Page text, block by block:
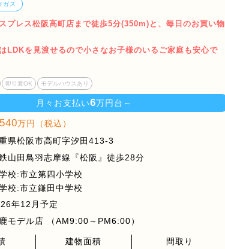
ガス
プレス松阪高町店まで徒歩5分(350m)と、毎日のお買い物
LDKを見渡せるので小さなお子様のいるご家庭も安心で
即引渡OK モデルハウスあり
月々お支払い6万円台～
万円（税込）
県松阪市高町字汐田413-3
山田鳥羽志摩線『松阪』徒歩28分
校:市立第四小学校
校:市立鎌田中学校
年12月予定
モデル店 （AM9:00～PM6:00）
建物面積
間取り